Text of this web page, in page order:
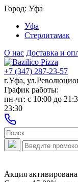
Город: Уфа
Уфа
Стерлитамак
О нас Доставка и
+7 (347) 287-23-57
г.Уфа,
График работы:
пн-чт: c 10:00 до
23:30
Акция активирована